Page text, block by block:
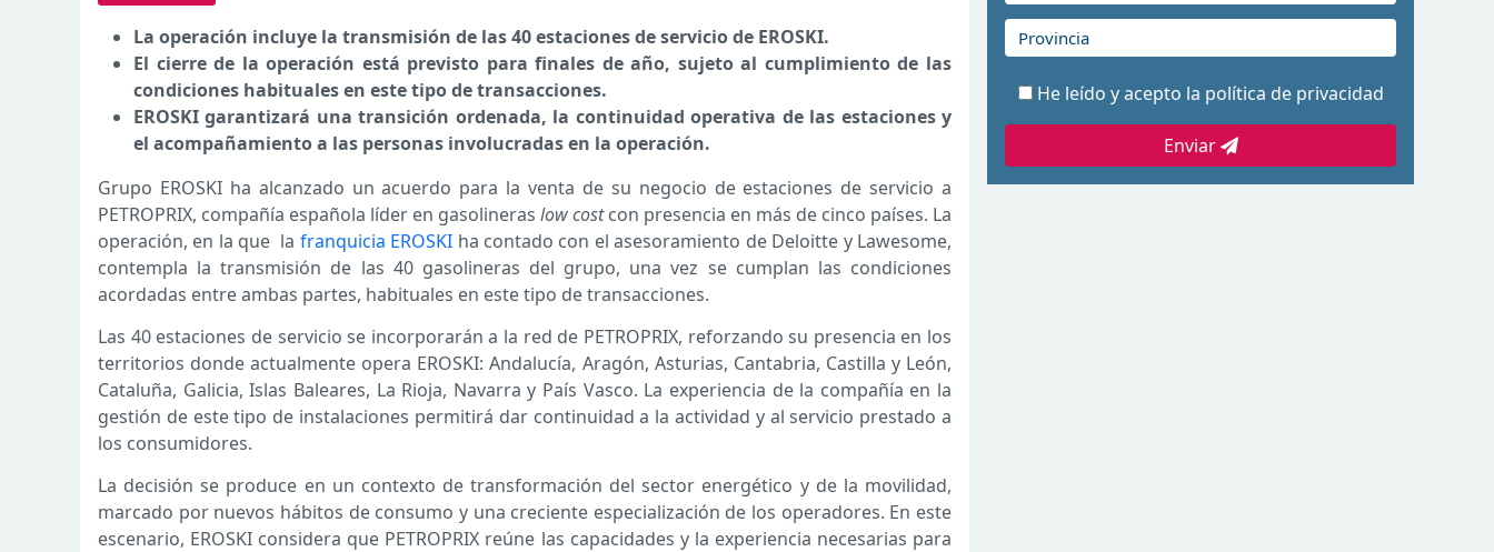
La operación incluye la transmisión de las 40 estaciones de servicio de EROSKI.
El cierre de la operación está previsto para finales de año, sujeto al cumplimiento de las
condiciones habituales en este tipo de transacciones.
EROSKI garantizará una transición ordenada, la continuidad operativa de las estaciones y
el acompañamiento a las personas involucradas en la operación.
Grupo EROSKI ha alcanzado un acuerdo para la venta de su negocio de estaciones de servicio a
PETROPRIX, compañía española líder en gasolineras low costcon presencia en más de cinco países. La
operación, en la que la franquicia EROSKI ha contado con el asesoramiento de Deloitte y Lawesome,
contempla la transmisión de las 40 gasolineras del grupo, una vez se cumplan las condiciones
acordadas entre ambas partes, habituales en este tipo de transacciones.
Las 40 estaciones de servicio se incorporarán a la red de PETROPRIX, reforzando su presencia en los
territorios donde actualmente opera EROSKI: Andalucía, Aragón, Asturias, Cantabria, Castilla y León,
Cataluña, Galicia, Islas Baleares, La Rioja, Navarra y País Vasco. La experiencia de la compañía en la
gestión de este tipo de instalaciones permitirá dar continuidad a la actividad y al servicio prestado a
los consumidores.
La decisión se produce en un contexto de transformación del sector energético y de la movilidad,
marcado por nuevos hábitos de consumo y una creciente especialización de los operadores. En este
escenario, EROSKI considera que PETROPRIX reúne las capacidades y la experiencia necesarias para
He leído y acepto la política de privacidad
Enviar